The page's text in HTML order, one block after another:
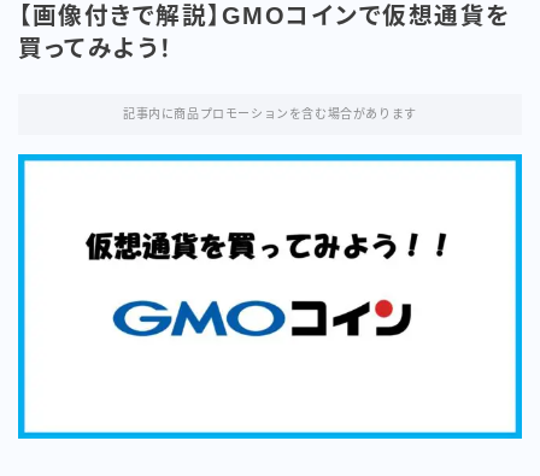
【画像付きで解説】GMOコインで仮想通貨を
買ってみよう！
記事内に商品プロモーションを含む場合があります